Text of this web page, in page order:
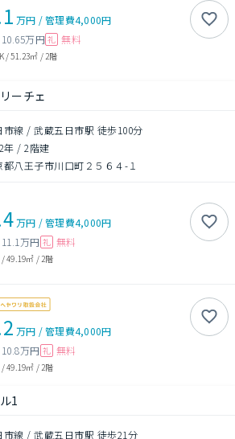
万円 /管理費4,000円
10.65万円 礼 無料
/51.23㎡ / 2階
ーチェ
市線 / 武蔵五日市駅 徒歩100分
年 /2階建
都八王子市川口町２５６４-１
万円 /管理費4,000円
11.1万円 礼 無料
/49.19㎡ / 2階
万円 /管理費4,000円
10.8万円 礼 無料
/49.19㎡ /2階
1
市線 / 武蔵五日市駅 徒歩21分